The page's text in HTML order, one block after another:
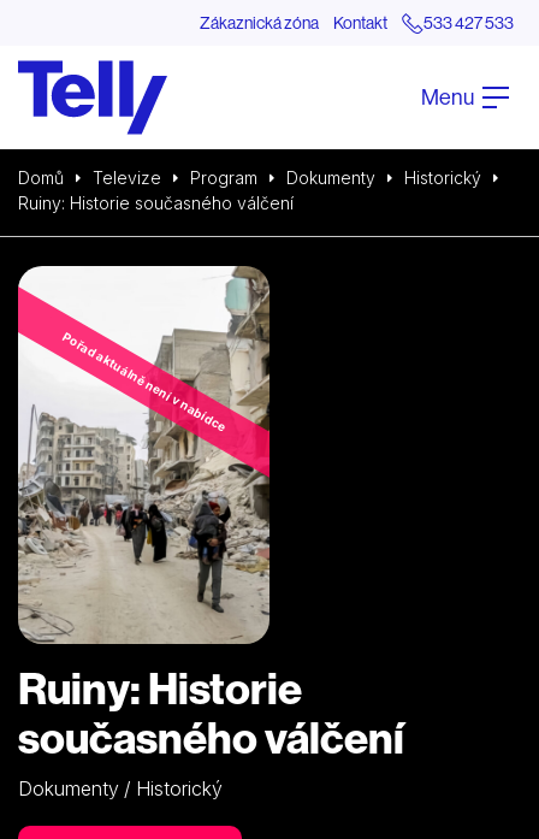
Zákaznická zóna Kontakt 533 427 533
Menu
Domů Televize Program Dokumenty
Historický
Ruiny: Historie současného válčení
Pořad aktuálně není v nabídce
Ruiny: Historie
současného válčení
Dokumenty / Historický